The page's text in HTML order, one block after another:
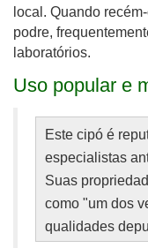
local. Quando
podre,
laboratórios.
Uso popular e
Este cipó é
especialistas
Suas
como "um dos
qualidades